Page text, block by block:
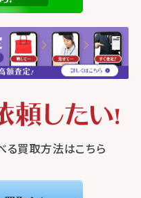
買取方法はこちら